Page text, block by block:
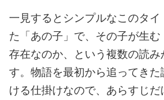
一見するとシンプルなこのタ
た「あの子」で、その子が生
存在なのか、という複数の読み
す。物語を最初から追ってき
ける仕掛けなので、あらすじ